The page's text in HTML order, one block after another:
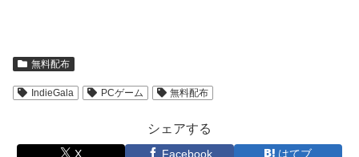
無料配布
IndieGala PCゲーム 無料配布
シェアする
X Facebook はてブ